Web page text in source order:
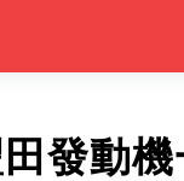
發動